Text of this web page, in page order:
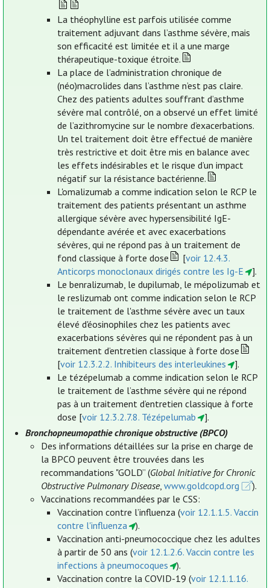
La théophylline est parfois utilisée comme
traitement adjuvant dans l’asthme sévère, mais
son efficacité est limitée et il a une marge
thérapeutique-toxique étroite.
La place de l’administration chronique de
(néo)macrolides dans l’asthme n’est pas claire.
Chez des patients adultes souffrant d’asthme
sévère mal contrôlé, on a observé un effet limité
de l’azithromycine sur le nombre d’exacerbations.
Un tel traitement doit être effectué de manière
très restrictive et doit être mis en balance avec
les effets indésirables et le risque d’un impact
négatif sur la résistance bactérienne.
L'omalizumab a comme indication selon le RCP le
traitement des patients présentant un asthme
allergique sévère avec hypersensibilité IgE-
dépendante avérée et avec exacerbations
sévères, qui ne répond pas à un traitement de
fond classique à forte dose
[voir 12.4.3.
Anticorps monoclonaux dirigés contre les Ig-E
].
Le benralizumab, le dupilumab, le mépolizumab et
le reslizumab ont comme indication selon le RCP
le traitement de l'asthme sévère avec un taux
élevé d'éosinophiles chez les patients avec
exacerbations sévères qui ne répondent pas à un
traitement d’entretien classique à forte dose
[voir 12.3.2.2. Inhibiteurs des interleukines
].
Le tézépelumab a comme indication selon le RCP
le traitement de l’asthme sévère qui ne répond
pas à un traitement d’entretien classique à forte
dose [voir 12.3.2.7.8. Tézépelumab
].
Bronchopneumopathie chronique obstructive (BPCO)
Des informations détaillées sur la prise en charge de
la BPCO peuvent être trouvées dans les
recommandations "GOLD” (Global Initiative for Chronic
Obstructive Pulmonary Disease,www.goldcopd.org
).
Vaccinations recommandées par le CSS:
Vaccination contre l’influenza (voir 12.1.1.5. Vaccin
contre l'influenza
).
Vaccination anti-pneumococcique chez les adultes
à partir de 50 ans (voir 12.1.2.6. Vaccin contre les
infections à pneumocoques
).
Vaccination contre la COVID-19 (voir 12.1.1.16.